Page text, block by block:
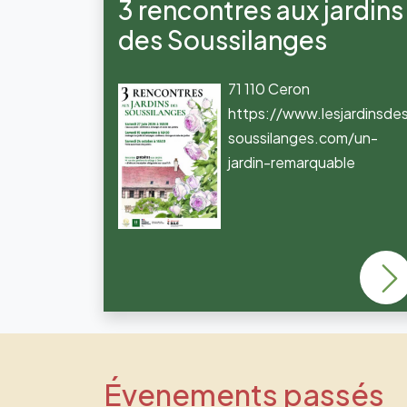
3 rencontres aux jardins
des Soussilanges
71 110 Ceron
https://
soussilanges.com/un-
jardin-remarquable
Évenements passés